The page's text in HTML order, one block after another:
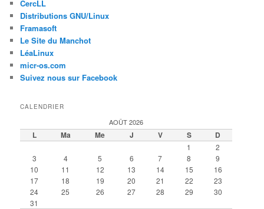
CercLL
Distributions GNU/Linux
Framasoft
Le Site du Manchot
LéaLinux
micr-os.com
Suivez nous sur Facebook
CALENDRIER
AOÛT 2026
L Ma Me J V S D
1
2
3
4 5 6 7 8
9
10
11 12 13 14 15
16
17
18 19 20 21 22
23
24
25 26 27 28 29
30
31